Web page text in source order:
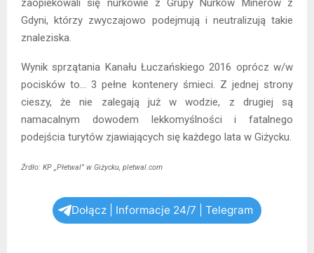
zaopiekowali się nurkowie z Grupy Nurków Minerów z
Gdyni, którzy zwyczajowo podejmują i neutralizują takie
znaleziska.
Wynik sprzątania Kanału Łuczańskiego 2016 oprócz w/w
pocisków to… 3 pełne kontenery śmieci. Z jednej strony
cieszy, że nie zalegają już w wodzie, z drugiej są
namacalnym dowodem lekkomyślności i fatalnego
podejścia turytów zjawiających się każdego lata w Giżycku.
Źrdło: KP „Płetwal” w Giżycku, pletwal.com
Dołącz | Informacje 24/7 | Telegram